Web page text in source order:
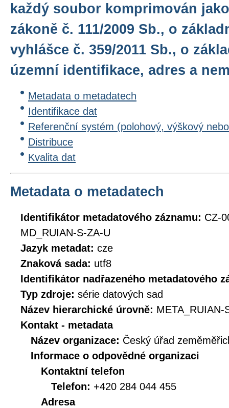
každý soubor komprimován
zákoně č. 111/2009 Sb., o
vyhlášce č. 359/2011 Sb., o
územní identifikace, adres a
Metadata o metadatech
Identifikace dat
Referenční systém (polohový, výškový
Distribuce
Kvalita dat
Metadata o metadatech
Identifikátor metadatového záznamu: CZ-
MD_RUIAN-S-ZA-U
Jazyk metadat: cze
Znaková sada: utf8
Identifikátor nadřazeného metadatového
Typ zdroje: série datových sad
Název hierarchické úrovně: META_RUIAN-
Kontakt - metadata
Název organizace: Český úřad
Informace o odpovědné organizaci
Kontaktní telefon
Telefon: +420 284 044 455
Adresa